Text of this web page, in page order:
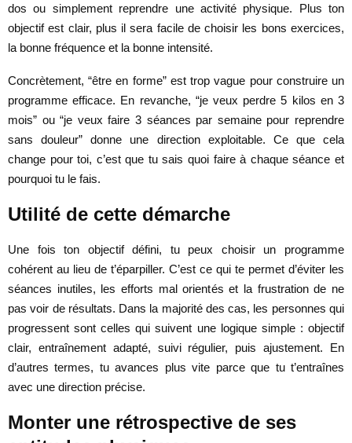
dos ou simplement reprendre une activité physique. Plus ton
objectif est clair, plus il sera facile de choisir les bons exercices,
la bonne fréquence et la bonne intensité.
Concrètement, “être en forme” est trop vague pour construire un
programme efficace. En revanche, “je veux perdre 5 kilos en 3
mois” ou “je veux faire 3 séances par semaine pour reprendre
sans douleur” donne une direction exploitable. Ce que cela
change pour toi, c’est que tu sais quoi faire à chaque séance et
pourquoi tu le fais.
Utilité de cette démarche
Une fois ton objectif défini, tu peux choisir un programme
cohérent au lieu de t’éparpiller. C’est ce qui te permet d’éviter les
séances inutiles, les efforts mal orientés et la frustration de ne
pas voir de résultats. Dans la majorité des cas, les personnes qui
progressent sont celles qui suivent une logique simple : objectif
clair, entraînement adapté, suivi régulier, puis ajustement. En
d’autres termes, tu avances plus vite parce que tu t’entraînes
avec une direction précise.
Monter une rétrospective de ses